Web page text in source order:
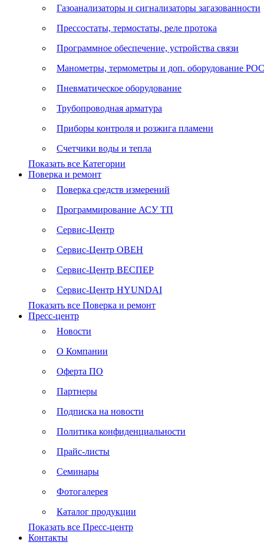
Газоанализаторы и сигнализаторы загазованности
Прессостаты, термостаты, реле протока
Программное обеспечение, устройства связи
Манометры, термометры и доп. оборудование
Пневматическое оборудование
Трубопроводная арматура
Приборы контроля и розжига пламени
Счетчики воды и тепла
Показать все Категории
Поверка и ремонт
Поверка средств измерений
Программирование АСУ ТП
Сервис-Центр
Сервис-Центр ОВЕН
Сервис-Центр ВЕСПЕР
Сервис-Центр HYUNDAI
Показать все Поверка и ремонт
Пресс-центр
Новости
О Компании
Оферта ПО
Партнеры
Подписка на новости
Политика конфиденциальности
Прайс-листы
Семинары
Фотогалерея
Каталог продукции
Показать все Пресс-центр
Контакты